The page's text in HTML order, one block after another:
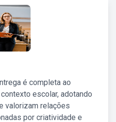
é completa ao
escolar, adotando
valorizam relações
por criatividade e